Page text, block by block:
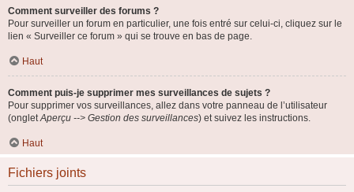
Comment surveiller des forums ?
Pour surveiller un forum en particulier, une fois entré sur celui-ci, cliquez sur le
lien « Surveiller ce forum » qui se trouve en bas de page.
Haut
Comment puis-je supprimer mes surveillances de sujets ?
Pour supprimer vos surveillances, allez dans votre panneau de l’utilisateur
(ongletAperçu --> Gestion des surveillances) et suivez les instructions.
Haut
Fichiers joints